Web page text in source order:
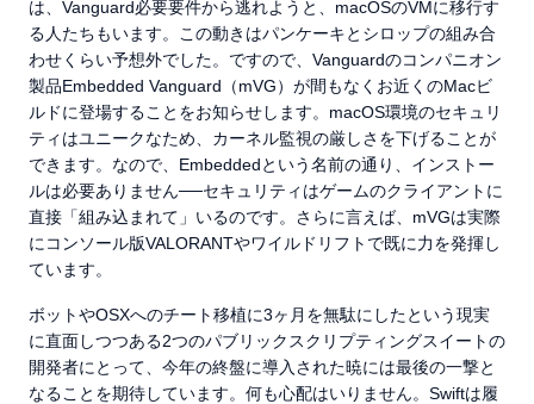
は、Vanguard必要要件から逃れようと、macOSのVMに移行す
る人たちもいます。この動きはパンケーキとシロップの組み合
わせくらい予想外でした。ですので、Vanguardのコンパニオン
製品Embedded Vanguard（mVG）が間もなくお近くのMacビ
ルドに登場することをお知らせします。macOS環境のセキュリ
ティはユニークなため、カーネル監視の厳しさを下げることが
できます。なので、Embeddedという名前の通り、インストー
ルは必要ありません──セキュリティはゲームのクライアントに
直接「組み込まれて」いるのです。さらに言えば、mVGは実際
にコンソール版VALORANTやワイルドリフトで既に力を発揮し
ています。
ボットやOSXへのチート移植に3ヶ月を無駄にしたという現実
に直面しつつある2つのパブリックスクリプティングスイートの
開発者にとって、今年の終盤に導入された暁には最後の一撃と
なることを期待しています。何も心配はいりません。Swiftは履